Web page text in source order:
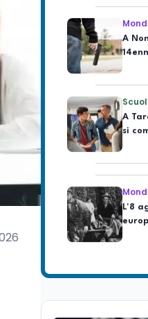
A
CZ-
A
si
L'8
delle